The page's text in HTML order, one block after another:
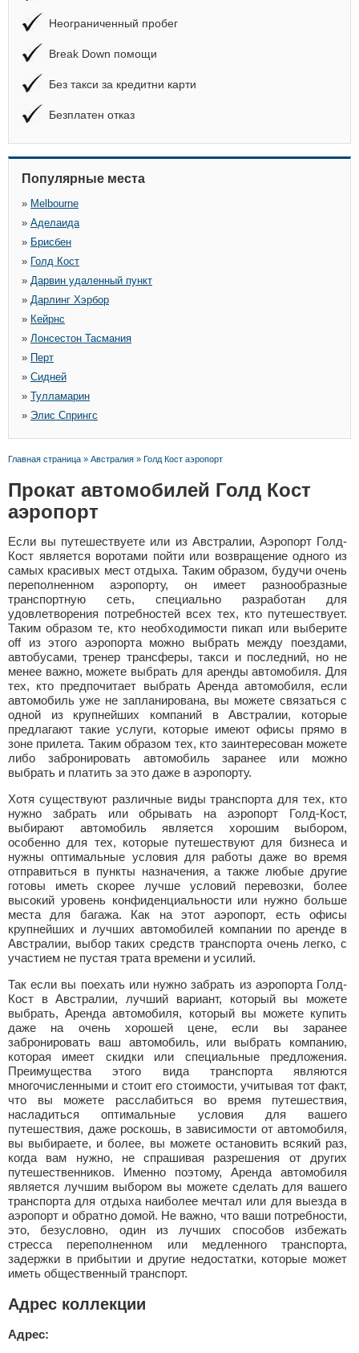
Неограниченный пробег
Break Down помощи
Без такси за кредитни карти
Безплатен отказ
Популярные места
» Melbourne
» Аделаида
» Брисбен
» Голд Кост
» Дарвин удаленный пункт
» Дарлинг Хэрбор
» Кейрнс
» Лонсестон Тасмания
» Перт
» Сидней
» Тулламарин
» Элис Спрингс
Главная страница » Австралия » Голд Кост аэропорт
Прокат автомобилей Голд Кост
аэропорт
Если вы путешествуете или из Австралии, Аэропорт Голд-
Кост является воротами пойти или возвращение одного из
самых красивых мест отдыха. Таким образом, будучи очень
переполненном аэропорту, он имеет разнообразные
транспортную сеть, специально разработан для
удовлетворения потребностей всех тех, кто путешествует.
Таким образом те, кто необходимости пикап или выберите
off из этого аэропорта можно выбрать между поездами,
автобусами, тренер трансферы, такси и последний, но не
менее важно, можете выбрать для аренды автомобиля. Для
тех, кто предпочитает выбрать Аренда автомобиля, если
автомобиль уже не запланирована, вы можете связаться с
одной из крупнейших компаний в Австралии, которые
предлагают такие услуги, которые имеют офисы прямо в
зоне прилета. Таким образом тех, кто заинтересован можете
либо забронировать автомобиль заранее или можно
выбрать и платить за это даже в аэропорту.
Хотя существуют различные виды транспорта для тех, кто
нужно забрать или обрывать на аэропорт Голд-Кост,
выбирают автомобиль является хорошим выбором,
особенно для тех, которые путешествуют для бизнеса и
нужны оптимальные условия для работы даже во время
отправиться в пункты назначения, а также любые другие
готовы иметь скорее лучше условий перевозки, более
высокий уровень конфиденциальности или нужно больше
места для багажа. Как на этот аэропорт, есть офисы
крупнейших и лучших автомобилей компании по аренде в
Австралии, выбор таких средств транспорта очень легко, с
участием не пустая трата времени и усилий.
Так если вы поехать или нужно забрать из аэропорта Голд-
Кост в Австралии, лучший вариант, который вы можете
выбрать, Аренда автомобиля, который вы можете купить
даже на очень хорошей цене, если вы заранее
забронировать ваш автомобиль, или выбрать компанию,
которая имеет скидки или специальные предложения.
Преимущества этого вида транспорта являются
многочисленными и стоит его стоимости, учитывая тот факт,
что вы можете расслабиться во время путешествия,
насладиться оптимальные условия для вашего
путешествия, даже роскошь, в зависимости от автомобиля,
вы выбираете, и более, вы можете остановить всякий раз,
когда вам нужно, не спрашивая разрешения от других
путешественников. Именно поэтому, Аренда автомобиля
является лучшим выбором вы можете сделать для вашего
транспорта для отдыха наиболее мечтал или для выезда в
аэропорт и обратно домой. Не важно, что ваши потребности,
это, безусловно, один из лучших способов избежать
стресса переполненном или медленного транспорта,
задержки в прибытии и другие недостатки, которые может
иметь общественный транспорт.
Адрес коллекции
Адрес: